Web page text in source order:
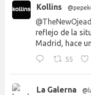
Kollins
reflejo de la
Madrid, hace
55
La Galerna